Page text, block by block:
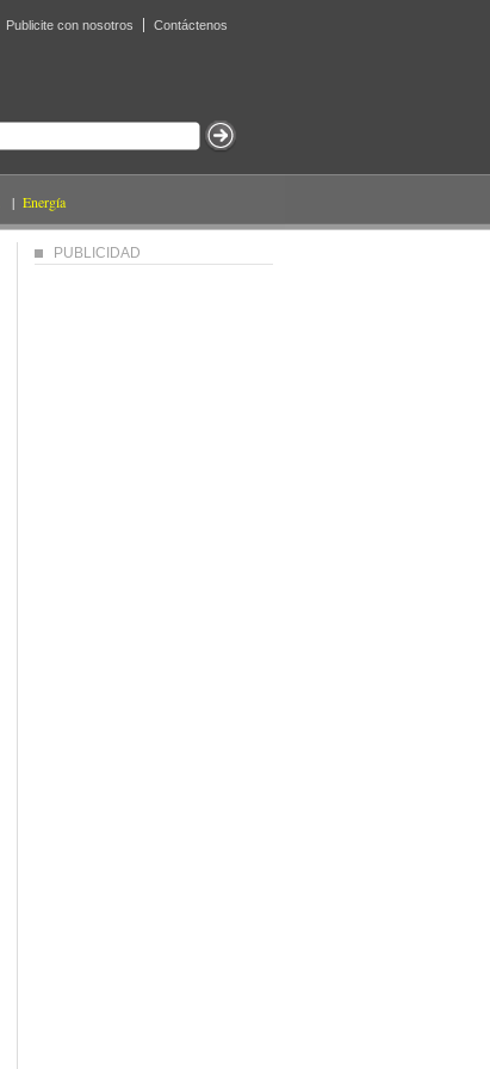
Publicite con nosotros Contáctenos
| Energía
PUBLICIDAD